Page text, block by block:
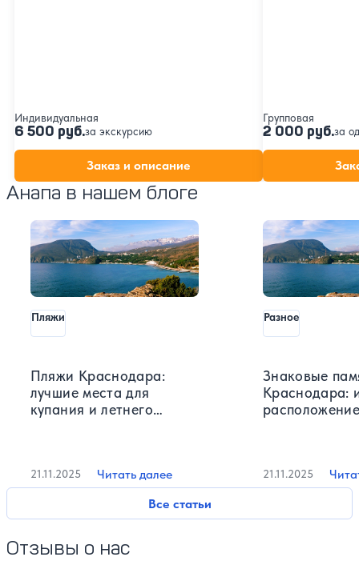
Индивидуальная
6 500 руб.за экскурсию
Заказ и описание
Групповая
2 000 руб.за
Анапа в нашем блоге
Все статьи
Пляжи Краснодара:
лучшие места для
купания и летнего
Пляжи
21.11.2025 Читать далее
Знаковые
Краснодара:
Разное
21.11.2025
Отзывы о нас